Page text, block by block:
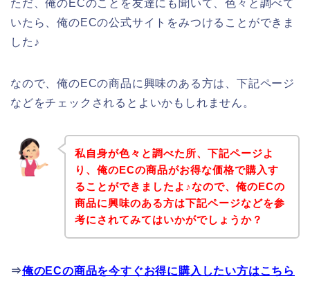
ただ、俺のECのことを友達にも聞いて、色々と調べて
いたら、俺のECの公式サイトをみつけることができま
した♪
なので、俺のECの商品に興味のある方は、下記ページ
などをチェックされるとよいかもしれません。
私自身が色々と調べた所、下記ページよ
り、俺のECの商品がお得な価格で購入す
ることができましたよ♪なので、俺のECの
商品に興味のある方は下記ページなどを参
考にされてみてはいかがでしょうか？
⇒俺のECの商品を今すぐお得に購入したい方はこちら